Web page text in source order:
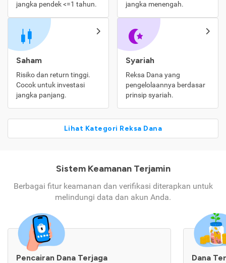
jangka pendek <=1 tahun.
jangka menengah.
Saham
Risiko dan return tinggi.
Cocok untuk investasi
jangka panjang.
Syariah
Reksa Dana yang
pengelolaannya berdasar
prinsip syariah.
Lihat Kategori Reksa Dana
Sistem Keamanan Terjamin
Berbagai fitur keamanan dan verifikasi diterapkan untuk
melindungi data dan akun Anda.
Pencairan Dana Terjaga Dana